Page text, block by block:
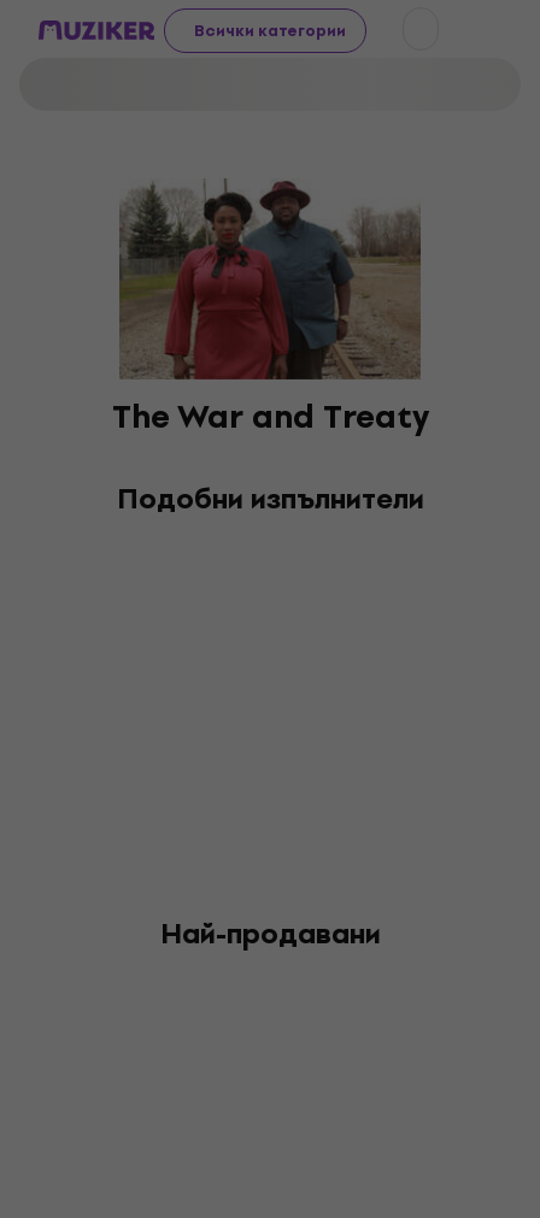
Всички категории
The War and Treaty
Подобни изпълнители
Най-продавани